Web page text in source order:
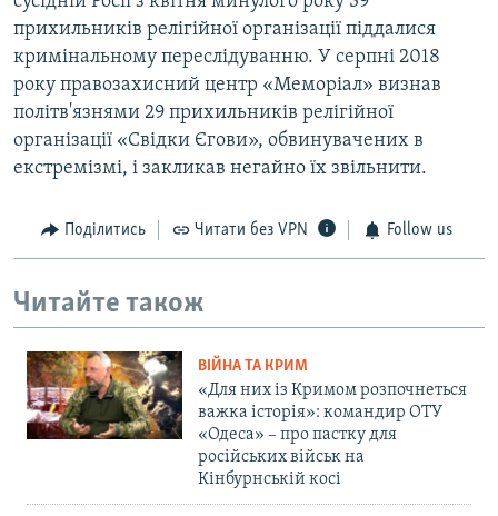
прихильників релігійної організації піддалися
кримінальному переслідуванню. У серпні 2018
року правозахисний центр «Меморіал» визнав
політв'язнями 29 прихильників релігійної
організації «Свідки Єгови», обвинувачених в
екстремізмі, і закликав негайно їх звільнити.
Поділитись Читати без VPN Follow us
Читайте також
ВІЙНА ТА КРИМ
«Для них із Кримом розпочнеться
важка історія»: командир ОТУ
«Одеса» – про пастку для
російських військ на
Кінбурнській косі